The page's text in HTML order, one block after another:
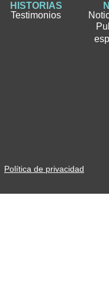
HISTORIAS
Testimonios
Política de privacidad